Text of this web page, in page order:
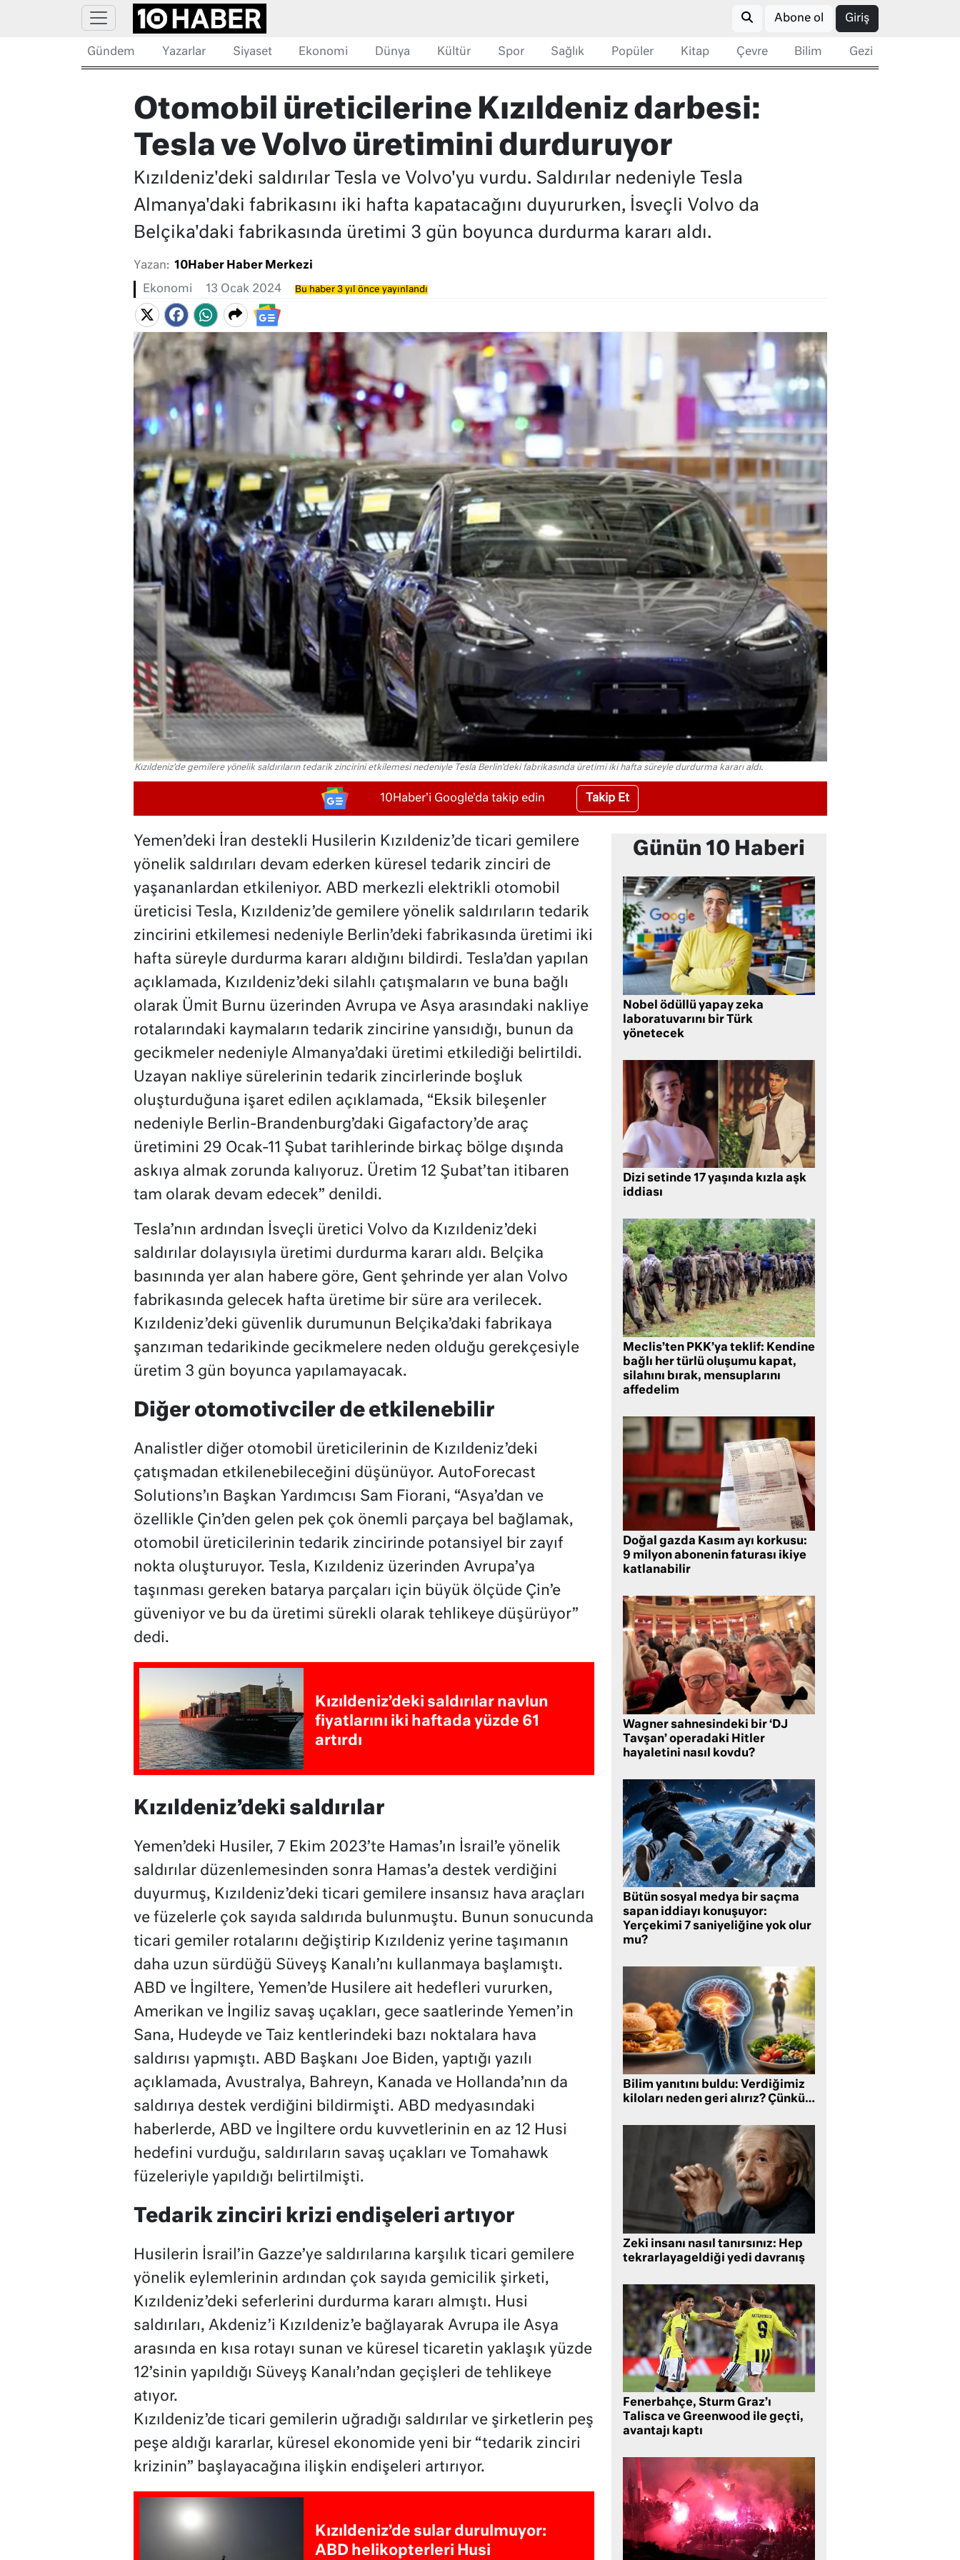
Abone ol Giriş
Gündem Yazarlar Siyaset Ekonomi Dünya Kültür Spor Sağlık Popüler Kitap Çevre Bilim Gezi
Otomobil üreticilerine Kızıldeniz darbesi:
Tesla ve Volvo üretimini durduruyor
Kızıldeniz'deki saldırılar Tesla ve Volvo'yu vurdu. Saldırılar nedeniyle Tesla
Almanya'daki fabrikasını iki hafta kapatacağını duyururken, İsveçli Volvo da
Belçika'daki fabrikasında üretimi 3 gün boyunca durdurma kararı aldı.
Yazan: 10Haber Haber Merkezi
Ekonomi 13 Ocak 2024 Bu haber 3 yıl önce yayınlandı
Kızıldeniz'de gemilere yönelik saldırıların tedarik zincirini etkilemesi nedeniyle Tesla Berlin'deki fabrikasında üretimi iki hafta süreyle durdurma kararı aldı.
10Haber'i Google'da takip edin Takip Et
Yemen’deki İran destekli Husilerin Kızıldeniz’de ticari gemilere
yönelik saldırıları devam ederken küresel tedarik zinciri de
yaşananlardan etkileniyor. ABD merkezli elektrikli otomobil
üreticisi Tesla, Kızıldeniz’de gemilere yönelik saldırıların tedarik
zincirini etkilemesi nedeniyle Berlin’deki fabrikasında üretimi iki
hafta süreyle durdurma kararı aldığını bildirdi. Tesla’dan yapılan
açıklamada, Kızıldeniz’deki silahlı çatışmaların ve buna bağlı
olarak Ümit Burnu üzerinden Avrupa ve Asya arasındaki nakliye
rotalarındaki kaymaların tedarik zincirine yansıdığı, bunun da
gecikmeler nedeniyle Almanya’daki üretimi etkilediği belirtildi.
Uzayan nakliye sürelerinin tedarik zincirlerinde boşluk
oluşturduğuna işaret edilen açıklamada, “Eksik bileşenler
nedeniyle Berlin-Brandenburg’daki Gigafactory’de araç
üretimini 29 Ocak-11 Şubat tarihlerinde birkaç bölge dışında
askıya almak zorunda kalıyoruz. Üretim 12 Şubat’tan itibaren
tam olarak devam edecek” denildi.
Tesla’nın ardından İsveçli üretici Volvo da Kızıldeniz’deki
saldırılar dolayısıyla üretimi durdurma kararı aldı. Belçika
basınında yer alan habere göre, Gent şehrinde yer alan Volvo
fabrikasında gelecek hafta üretime bir süre ara verilecek.
Kızıldeniz’deki güvenlik durumunun Belçika’daki fabrikaya
şanzıman tedarikinde gecikmelere neden olduğu gerekçesiyle
üretim 3 gün boyunca yapılamayacak.
Diğer otomotivciler de etkilenebilir
Analistler diğer otomobil üreticilerinin de Kızıldeniz’deki
çatışmadan etkilenebileceğini düşünüyor. AutoForecast
Solutions’ın Başkan Yardımcısı Sam Fiorani, “Asya’dan ve
özellikle Çin’den gelen pek çok önemli parçaya bel bağlamak,
otomobil üreticilerinin tedarik zincirinde potansiyel bir zayıf
nokta oluşturuyor. Tesla, Kızıldeniz üzerinden Avrupa’ya
taşınması gereken batarya parçaları için büyük ölçüde Çin’e
güveniyor ve bu da üretimi sürekli olarak tehlikeye düşürüyor”
dedi.
Kızıldeniz’deki saldırılar navlun
fiyatlarını iki haftada yüzde 61
artırdı
Kızıldeniz’deki saldırılar
Yemen’deki Husiler, 7 Ekim 2023’te Hamas’ın İsrail’e yönelik
saldırılar düzenlemesinden sonra Hamas’a destek verdiğini
duyurmuş, Kızıldeniz’deki ticari gemilere insansız hava araçları
ve füzelerle çok sayıda saldırıda bulunmuştu. Bunun sonucunda
ticari gemiler rotalarını değiştirip Kızıldeniz yerine taşımanın
daha uzun sürdüğü Süveyş Kanalı’nı kullanmaya başlamıştı.
ABD ve İngiltere, Yemen’de Husilere ait hedefleri vururken,
Amerikan ve İngiliz savaş uçakları, gece saatlerinde Yemen’in
Sana, Hudeyde ve Taiz kentlerindeki bazı noktalara hava
saldırısı yapmıştı. ABD Başkanı Joe Biden, yaptığı yazılı
açıklamada, Avustralya, Bahreyn, Kanada ve Hollanda’nın da
saldırıya destek verdiğini bildirmişti. ABD medyasındaki
haberlerde, ABD ve İngiltere ordu kuvvetlerinin en az 12 Husi
hedefini vurduğu, saldırıların savaş uçakları ve Tomahawk
füzeleriyle yapıldığı belirtilmişti.
Tedarik zinciri krizi endişeleri artıyor
Husilerin İsrail’in Gazze’ye saldırılarına karşılık ticari gemilere
yönelik eylemlerinin ardından çok sayıda gemicilik şirketi,
Kızıldeniz’deki seferlerini durdurma kararı almıştı. Husi
saldırıları, Akdeniz’i Kızıldeniz’e bağlayarak Avrupa ile Asya
arasında en kısa rotayı sunan ve küresel ticaretin yaklaşık yüzde
12’sinin yapıldığı Süveyş Kanalı’ndan geçişleri de tehlikeye
atıyor.
Kızıldeniz’de ticari gemilerin uğradığı saldırılar ve şirketlerin peş
peşe aldığı kararlar, küresel ekonomide yeni bir “tedarik zinciri
krizinin” başlayacağına ilişkin endişeleri artırıyor.
Kızıldeniz’de sular durulmuyor:
ABD helikopterleri Husi
Günün 10 Haberi
Nobel ödüllü yapay zeka
laboratuvarını bir Türk
yönetecek
Dizi setinde 17 yaşında kızla aşk
iddiası
Meclis’ten PKK’ya teklif: Kendine
bağlı her türlü oluşumu kapat,
silahını bırak, mensuplarını
affedelim
Doğal gazda Kasım ayı korkusu:
9 milyon abonenin faturası ikiye
katlanabilir
Wagner sahnesindeki bir ‘DJ
Tavşan’ operadaki Hitler
hayaletini nasıl kovdu?
Bütün sosyal medya bir saçma
sapan iddiayı konuşuyor:
Yerçekimi 7 saniyeliğine yok olur
mu?
Bilim yanıtını buldu: Verdiğimiz
kiloları neden geri alırız? Çünkü…
Zeki insanı nasıl tanırsınız: Hep
tekrarlayageldiği yedi davranış
Fenerbahçe, Sturm Graz’ı
Talisca ve Greenwood ile geçti,
avantajı kaptı